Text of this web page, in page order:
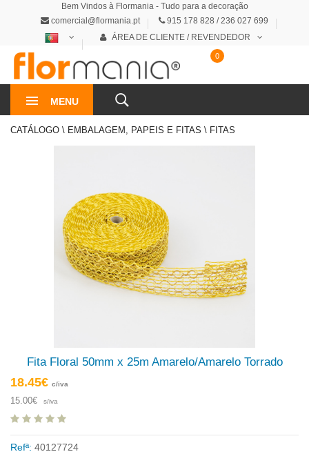
Bem Vindos à Flormania - Tudo para a decoração
comercial@flormania.pt
915 178 828 / 236 027 699
ÁREA DE CLIENTE / REVENDEDOR
MENU
0
CATÁLOGO \ EMBALAGEM, PAPEIS E FITAS \ FITAS
Fita Floral 50mm x 25m Amarelo/Amarelo Torrado
18.45€ c/iva
15.00€ s/iva
Refª: 40127724